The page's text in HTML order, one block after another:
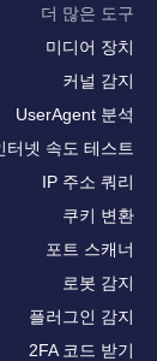
더 많은 도구
미디어 장치
커널 감지
UserAgent 분석
터넷 속도 테스트
IP 주소 쿼리
쿠키 변환
포트 스캐너
로봇 감지
플러그인 감지
2FA 코드 받기